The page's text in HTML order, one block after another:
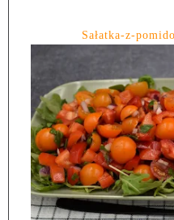
Sałatka-z-